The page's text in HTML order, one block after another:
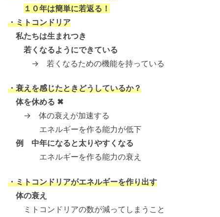
１０年は簡単に若返る！
・ミトコンドリア
私たちは生まれつき
若くなるようにできている
→ 若くなるための機能を持っている
・衰えを感じたときどうしているか？
体を休める ✖
→ 体の衰えが加速する
エネルギーを作る能力が低下
例 中年になると太りやすくなる
エネルギーを作る能力の衰え
・ミトコンドリアがエネルギーを作り出す
体の衰え
ミトコンドリアの数が減ってしまうこと